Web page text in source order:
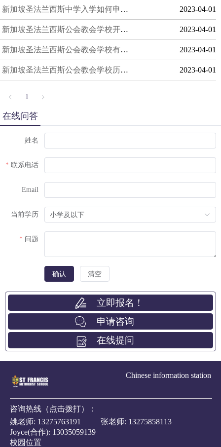
新加坡圣法兰西斯中学入学如何申请？ 2023-04-01
新加坡圣法兰西斯公会教会学校开设哪些课程？ 2023-04-01
新加坡圣法兰西斯公会教会学校有哪些优势？ 2023-04-01
新加坡圣法兰西斯公会教会学校历史发展？ 2023-04-01
1
在线问答
姓名
联系电话
Email
当前学历
问题
确认 清空
立即报名！
申请咨询
在线提问
Chinese information station
咨询热线（点击拨打）：
姚老师: 13275763191 张老师: 13275858113
Joyce(合作): 13035059139
校园位置